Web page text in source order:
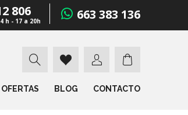
806
h - 17 a 20h 663 383 136
OFERTAS BLOG CONTACTO